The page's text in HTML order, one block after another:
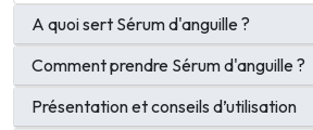
A quoi sert Sérum d'anguille ?
Comment prendre Sérum d'anguille ?
Présentation et conseils d’utilisation